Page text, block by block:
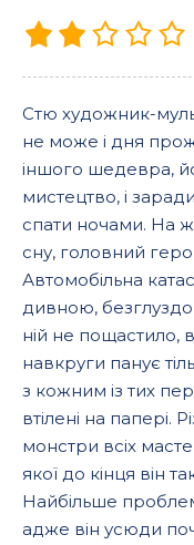
Стю художник-
не може і дня
іншого шедевра,
мистецтво, і
спати ночами. На
сну, головний
Автомобільна
дивною,
ній не пощастило,
навкруги панує
з кожним із тих
втілені на папері.
монстри всіх
якої до кінця він
Найбільше
адже він усюди